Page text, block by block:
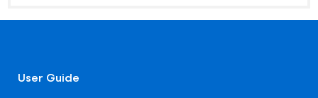
User Guide